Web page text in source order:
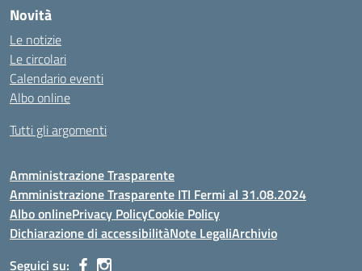
Novità
Le notizie
Le circolari
Calendario eventi
Albo online
Tutti gli argomenti
Amministrazione Trasparente
Amministrazione Trasparente ITI Fermi al 31.08.2024
Albo onlinePrivacy PolicyCookie Policy
Dichiarazione di accessibilitàNote LegaliArchivio
Seguici su: